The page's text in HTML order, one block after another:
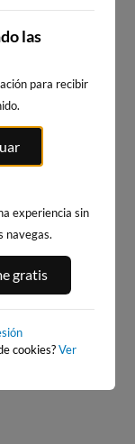
SALINAS, SALINAS
las
para recibir
experiencia sin
navegas.
gratis
cookies?Ver